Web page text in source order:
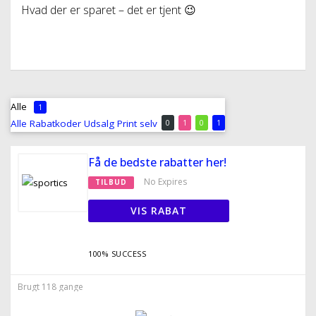
Hvad der er sparet – det er tjent 😉
Alle 1
Alle 1
Rabatkoder 0
Udsalg 1
Print selv 0
Få de bedste rabatter her!
TILBUD No Expires
VIS RABAT
100% SUCCESS
Brugt 118 gange